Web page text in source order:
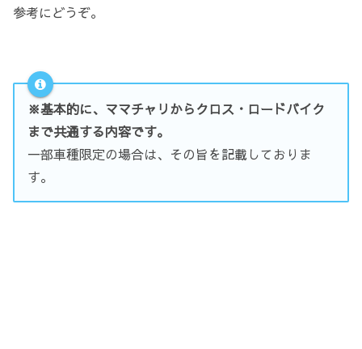
参考にどうぞ。
※基本的に、ママチャリからクロス・ロードバイク
まで共通する内容です。
一部車種限定の場合は、その旨を記載しておりま
す。